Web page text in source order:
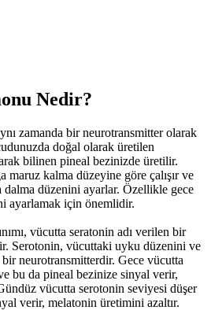
Nedir?
zamanda bir neurotransmitter olarak
doğal olarak üretilen
bilinen pineal bezinizde üretilir.
maruz kalma düzeyine göre çalışır ve
düzenini ayarlar. Özellikle gece
ayarlamak için önemlidir.
vücutta seratonin adı verilen bir
Serotonin, vücuttaki uyku düzenini ve
neurotransmitterdir. Gece vücutta
bu da pineal bezinize sinyal verir,
vücutta serotonin seviyesi düşer
verir, melatonin üretimini azaltır.